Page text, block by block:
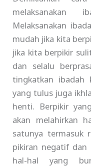
Melaksanakan
mudah jika kita
jika kita berpikir
dan selalu
tingkatkan ibadah
yang tulus juga
henti. Berpikir
akan melahirkan
satunya termasuk
pikiran negatif dan
hal-hal yang